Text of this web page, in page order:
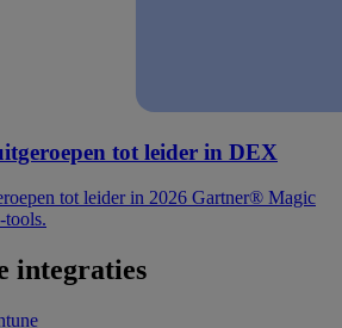
tot leider in DEX
tot leider in 2026 Gartner® Magic
integraties